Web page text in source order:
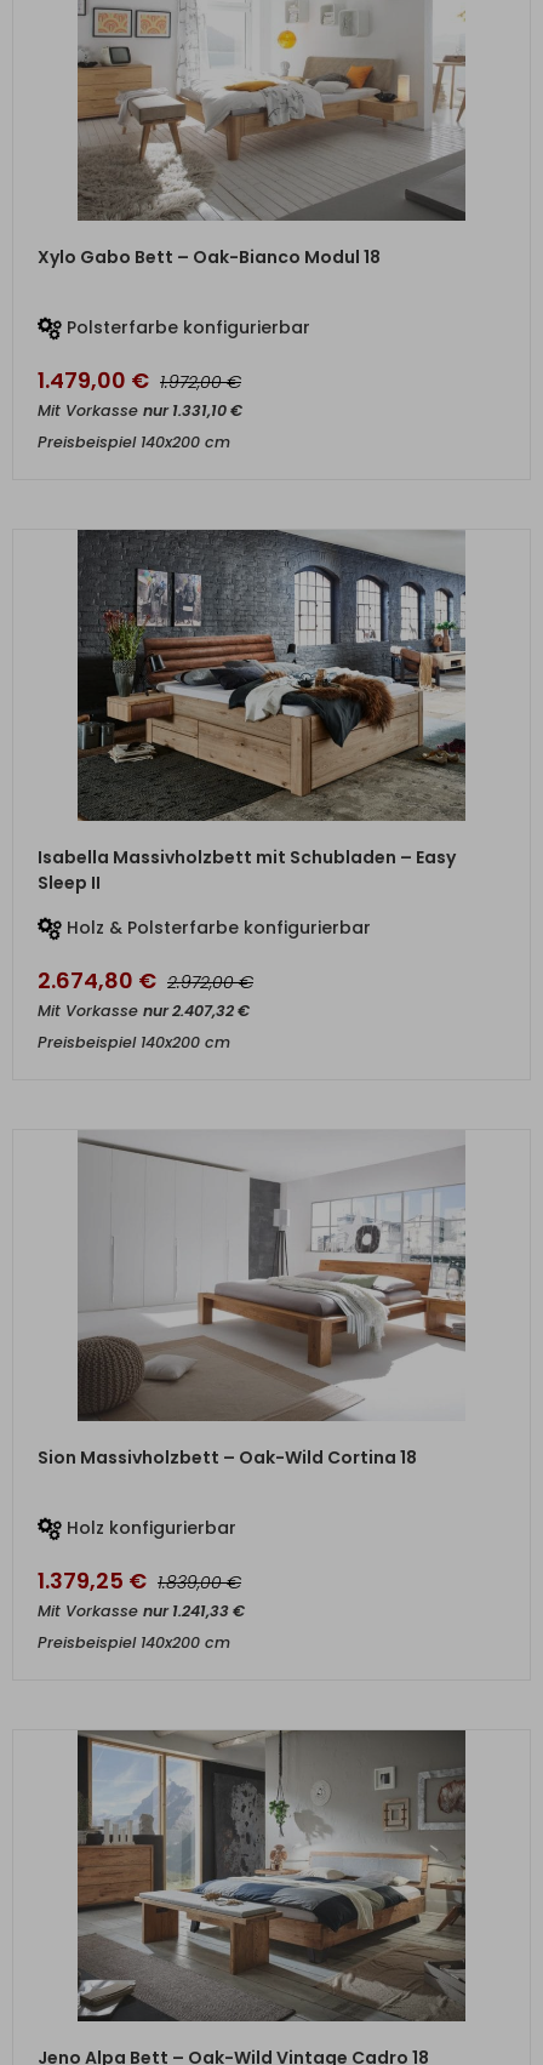
ZUM PRODUKT
Xylo Gabo Bett – Oak-Bianco Modul 18
Polsterfarbe konfigurierbar
1.479,00 € 1.972,00€
Mit Vorkasse nur1.331,10€
Preisbeispiel 140x200 cm
ZUM PRODUKT
Isabella Massivholzbett mit Schubladen – Easy
Sleep II
Holz & Polsterfarbe konfigurierbar
2.674,80 € 2.972,00€
Mit Vorkasse nur2.407,32€
Preisbeispiel 140x200 cm
ZUM PRODUKT
Sion Massivholzbett – Oak-Wild Cortina 18
Holz konfigurierbar
1.379,25 € 1.839,00€
Mit Vorkasse nur1.241,33€
Preisbeispiel 140x200 cm
ZUM PRODUKT
Jeno Alpa Bett – Oak-Wild Vintage Cadro 18